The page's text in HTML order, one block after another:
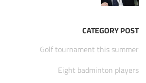
CATEGORY POST
Golf tournament this summer
Eight badminton players